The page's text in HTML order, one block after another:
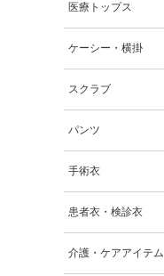
医療トップス
ケーシー・横掛
スクラブ
パンツ
手術衣
患者衣・検診衣
介護・ケアアイテム